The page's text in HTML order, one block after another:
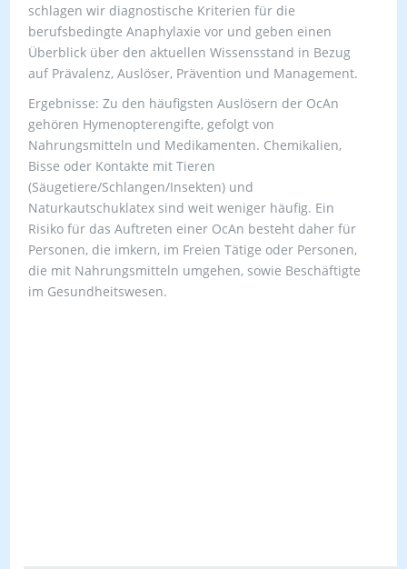
schlagen wir diagnostische Kriterien für die
berufsbedingte Anaphylaxie vor und geben einen
Überblick über den aktuellen Wissensstand in Bezug
auf Prävalenz, Auslöser, Prävention und Management.
Ergebnisse: Zu den häufigsten Auslösern der OcAn
gehören Hymenopterengifte, gefolgt von
Nahrungsmitteln und Medikamenten. Chemikalien,
Bisse oder Kontakte mit Tieren
(Säugetiere/Schlangen/Insekten) und
Naturkautschuklatex sind weit weniger häufig. Ein
Risiko für das Auftreten einer OcAn besteht daher für
Personen, die imkern, im Freien Tätige oder Personen,
die mit Nahrungsmitteln umgehen, sowie Beschäftigte
im Gesundheitswesen.